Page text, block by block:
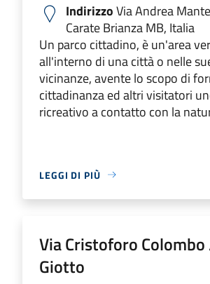
IndirizzoVia Andrea
Carate Brianza MB, Italia
Un parco cittadino, è un'area
all'interno di una città o nelle
vicinanze, avente lo scopo di
cittadinanza ed altri visitatori
ricreativo a contatto con la
LEGGI DI PIÙ
Via Cristoforo
Giotto